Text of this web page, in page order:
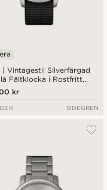
| Vintagestil Silverfärgad
Fältklocka i Rostfritt
kr
SIDEGREN